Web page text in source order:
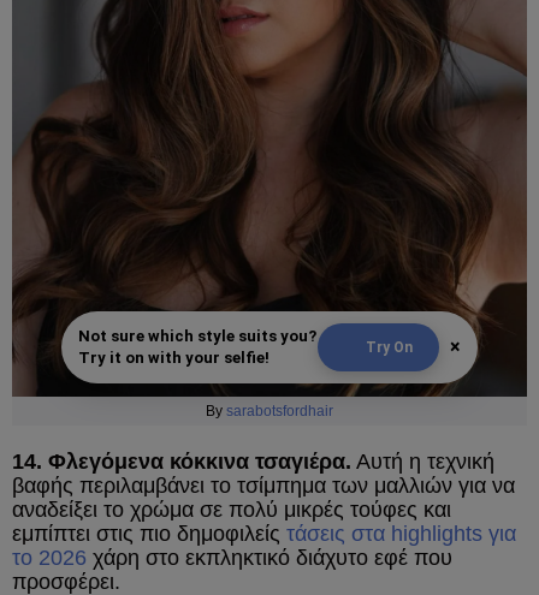
Not sure which style suits you?
Try it on with your selfie!
Try On ×
By sarabotsfordhair
14. Φλεγόμενα κόκκινα τσαγιέρα. Αυτή η τεχνική
βαφής περιλαμβάνει το τσίμπημα των μαλλιών για να
αναδείξει το χρώμα σε πολύ μικρές τούφες και
εμπίπτει στις πιο δημοφιλείς τάσεις στα highlights για
το 2026 χάρη στο εκπληκτικό διάχυτο εφέ που
προσφέρει.